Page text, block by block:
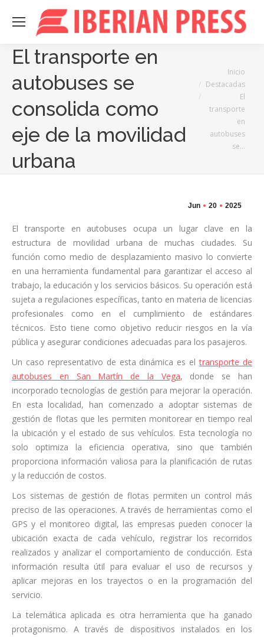
El transporte en
autobuses se
consolida como
eje de la movilidad
urbana
Inicio
Destacadas
El
transporte
en
autobuses
se…
Jun 20 2025
El transporte en autobuses ocupa un lugar clave en la
estructura de movilidad urbana de muchas ciudades. Su
función como medio de desplazamiento masivo lo convierte
en una herramienta fundamental para garantizar el acceso al
trabajo, la educación y los servicios básicos. Su operación está
sujeta a regulaciones específicas, tanto en materia de licencias
profesionales como en el cumplimiento de estándares
técnicos. Esto tiene como objetivo reducir riesgos en la vía
pública y asegurar condiciones adecuadas para los pasajeros.
Un caso representativo de esta dinámica es eltransporte de
autobuses en San Martín de la Vega, donde se han
incorporado tecnologías de gestión para mejorar la operación.
En esta localidad, han comenzado a adoptar sistemas de
gestión de flotas que les permiten monitorear en tiempo real
la ubicación y el estado de sus vehículos. Esta tecnología no
solo optimiza la eficiencia operativa, sino que también
proporciona información valiosa para la planificación de rutas
y la reducción de costos.
Los sistemas de gestión de flotas permiten un control más
preciso de las operaciones. A través de herramientas como el
GPS y el monitoreo digital, las empresas pueden conocer la
ubicación exacta de cada vehículo, registrar los recorridos
realizados y analizar el comportamiento de conducción. Esta
información resulta útil para evaluar el uso de recursos y
aplicar mejoras en los trayectos o en la programación del
servicio.
La telemática aplicada es otra herramienta que ha ganado
protagonismo. A través de dispositivos instalados en los